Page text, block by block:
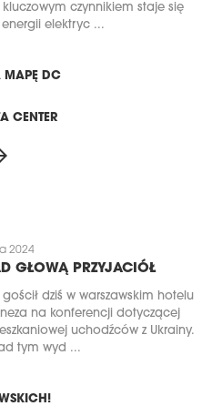
kluczowym czynnikiem staje się
elektryc ...
MAPĘ DC
CENTER
2024
GŁOWĄ PRZYJACIÓŁ
dziś w warszawskim hotelu
na konferencji dotyczącej
uchodźców z Ukrainy.
tym wyd ...